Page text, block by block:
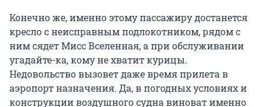
Конечно же, именно этому пассажиру достанется
кресло с неисправным подлокотником, рядом с
ним сядет Мисс Вселенная, а при обслуживании
угадайте-ка, кому не хватит курицы.
Недовольство вызовет даже время прилета в
аэропорт назначения. Да, в погодных условиях и
конструкции воздушного судна виноват именно